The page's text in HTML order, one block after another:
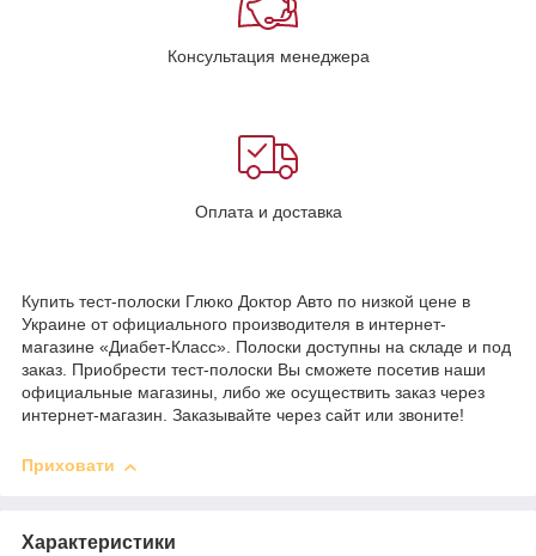
Консультация менеджера
Оплата и доставка
Купить тест-полоски Глюко Доктор Авто по низкой цене в
Украине от официального производителя в интернет-
магазине «Диабет-Класс». Полоски доступны на складе и под
заказ. Приобрести тест-полоски Вы сможете посетив наши
официальные магазины, либо же осуществить заказ через
интернет-магазин. Заказывайте через сайт или звоните!
Приховати
Характеристики